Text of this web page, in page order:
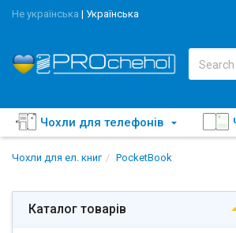
Не українська | Українська
Чохли для телефонів
Чохли для ел. книг PocketBook
Каталог товарів